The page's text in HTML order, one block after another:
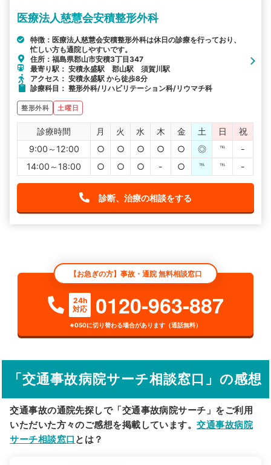
医療法人慈慧会安積整形外科
特徴：医療法人慈慧会安積整形外科は休日の診療を行っており、
忙しい方も通院しやすいです。
住所：福島県郡山市安積3丁目347
最寄り駅： 安積永盛駅 郡山駅 須賀川駅
アクセス： 安積永盛駅 から徒歩8分
診療科目： 整形外科/リハビリテーション科/リウマチ科
整形外科 土曜日
診療時間 月 火 水 木 金 土 日
祝
9:00～12:00
○ ○ ○ ○ ○ ◎ ℡
-
14:00～18:00
○ ○ ○ - ○ ℡ ℡ -
診断、治療の相談をする
【お急ぎの方】事故・通院 無料相談窓口
24h
対応
0120-963-887
※050に切り替わる場合があります（通話無料）
「交通事故病院サーチ相談窓口」の感想
交通事故の通院先探しで「交通事故病院サーチ」をご利用
いただいた方々のご感想を掲載しています。交通事故病院
サーチ相談窓口 とは？